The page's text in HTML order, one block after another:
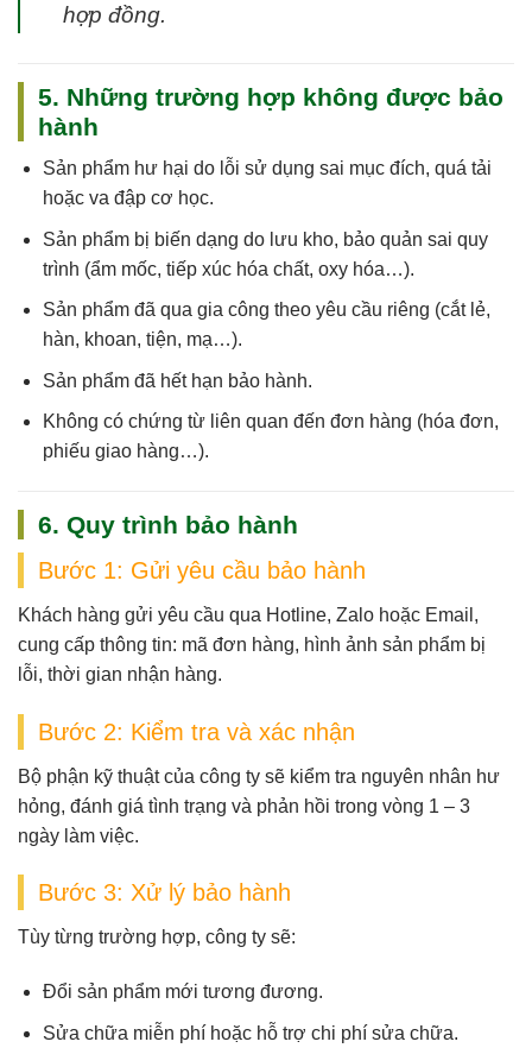
hợp đồng.
5. Những trường hợp không được bảo
hành
Sản phẩm hư hại do lỗi sử dụng sai mục đích, quá tải
hoặc va đập cơ học.
Sản phẩm bị biến dạng do lưu kho, bảo quản sai quy
trình (ẩm mốc, tiếp xúc hóa chất, oxy hóa…).
Sản phẩm đã qua gia công theo yêu cầu riêng (cắt lẻ,
hàn, khoan, tiện, mạ…).
Sản phẩm đã hết hạn bảo hành.
Không có chứng từ liên quan đến đơn hàng (hóa đơn,
phiếu giao hàng…).
6. Quy trình bảo hành
Bước 1: Gửi yêu cầu bảo hành
Khách hàng gửi yêu cầu qua Hotline, Zalo hoặc Email ,
cung cấp thông tin: mã đơn hàng, hình ảnh sản phẩm bị
lỗi, thời gian nhận hàng.
Bước 2: Kiểm tra và xác nhận
Bộ phận kỹ thuật của công ty sẽ kiểm tra nguyên nhân hư
hỏng, đánh giá tình trạng và phản hồi trong vòng 1 – 3
ngày làm việc.
Bước 3: Xử lý bảo hành
Tùy từng trường hợp, công ty sẽ:
Đổi sản phẩm mới tương đương.
Sửa chữa miễn phí hoặc hỗ trợ chi phí sửa chữa.